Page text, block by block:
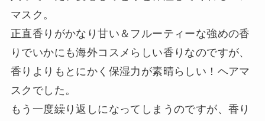
マスク。
正直香りがかなり甘い＆フルーティーな強めの香
りでいかにも海外コスメらしい香りなのですが、
香りよりもとにかく保湿力が素晴らしい！ヘアマ
スクでした。
もう一度繰り返しになってしまうのですが、香り